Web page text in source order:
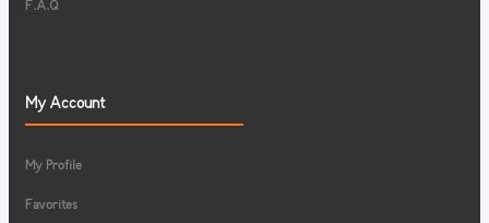
F.A.Q
My Account
My Profile
Favorites